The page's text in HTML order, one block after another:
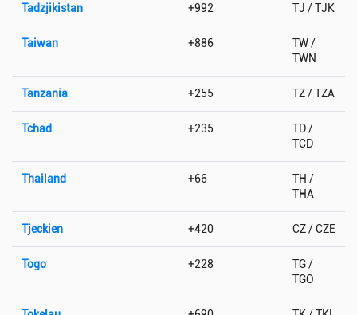
Tadzjikistan +992 TJ / TJK
Taiwan +886
TW /
TWN
Tanzania +255 TZ / TZA
Tchad +235
TD /
TCD
Thailand +66
TH /
THA
Tjeckien +420 CZ / CZE
Togo +228
TG /
TGO